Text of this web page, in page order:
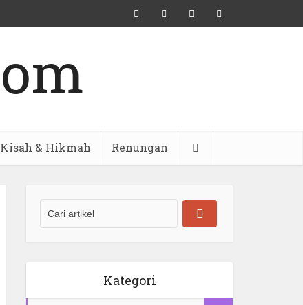
Kisah & Hikmah Renungan
Kategori